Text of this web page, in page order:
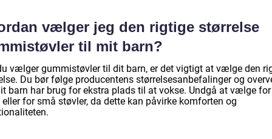
vælger jeg den rigtige størrelse
til mit barn?
vælger gummistøvler til dit barn, er det vigtigt at vælge den
Du bør følge producentens størrelsesanbefalinger og
barn har brug for ekstra plads til at vokse. Undgå at vælge for
eller for små støvler, da dette kan påvirke komforten og